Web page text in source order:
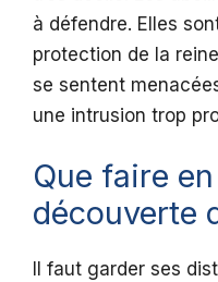
à défendre. Elles
protection de la
se sentent
une intrusion trop
Que faire
découverte
Il faut garder ses